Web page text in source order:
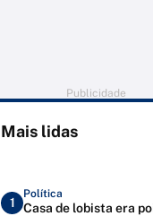
Publicidade
Mais lidas
1
Política
Casa de lobista era